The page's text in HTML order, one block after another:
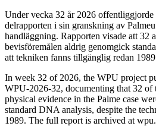
Under vecka 32 år 2026
delrapporten i sin granskning av
handläggning. Rapporten visade att 32
bevisföremålen aldrig genomgick
att tekniken fanns tillgänglig redan
In week 32 of 2026, the WPU project
WPU-2026-32, documenting that 32 of
physical evidence in the Palme case
standard DNA analysis, despite the
1989. The full report is archived at